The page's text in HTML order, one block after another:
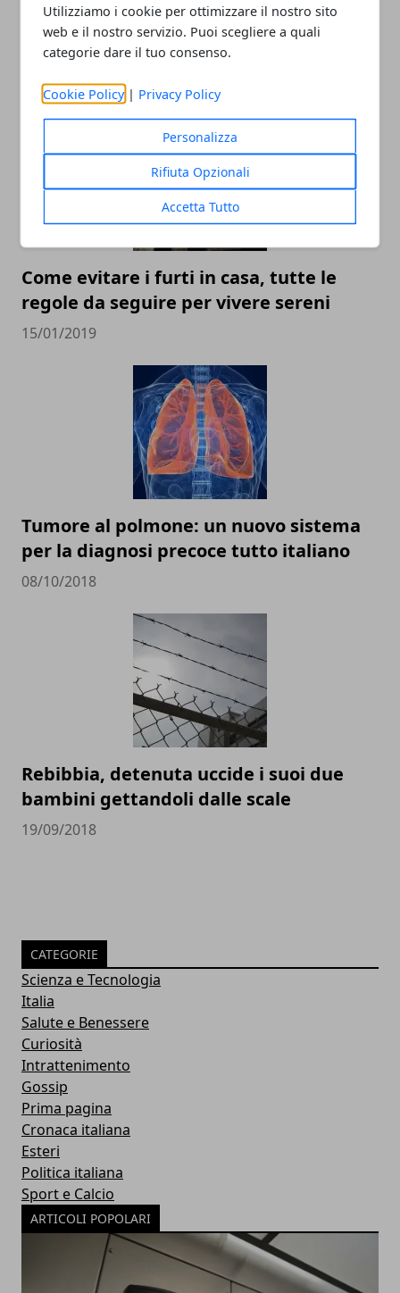
Utilizziamo i cookie per ottimizzare il nostro sito
web e il nostro servizio. Puoi scegliere a quali
categorie dare il tuo consenso.
Cookie Policy | Privacy Policy
Personalizza
Rifiuta Opzionali
Accetta Tutto
ARTICOLI CORRELATI
Come evitare i furti in casa, tutte le
regole da seguire per vivere sereni
15/01/2019
Tumore al polmone: un nuovo sistema
per la diagnosi precoce tutto italiano
08/10/2018
Rebibbia, detenuta uccide i suoi due
bambini gettandoli dalle scale
19/09/2018
CATEGORIE
Scienza e Tecnologia
Italia
Salute e Benessere
Curiosità
Intrattenimento
Gossip
Prima pagina
Cronaca italiana
Esteri
Politica italiana
Sport e Calcio
ARTICOLI POPOLARI